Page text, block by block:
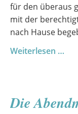
für den überaus
mit der
nach Hause
Weiterlesen …
Die